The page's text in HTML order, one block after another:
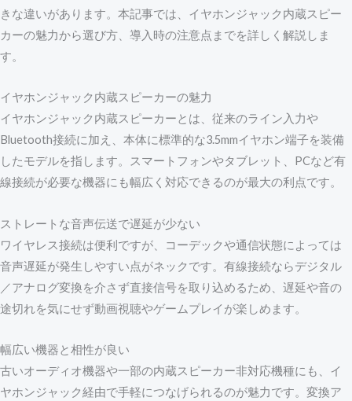
きな違いがあります。本記事では、イヤホンジャック内蔵スピー
カーの魅力から選び方、導入時の注意点までを詳しく解説しま
す。
イヤホンジャック内蔵スピーカーの魅力
イヤホンジャック内蔵スピーカーとは、従来のライン入力や
Bluetooth接続に加え、本体に標準的な3.5mmイヤホン端子を装備
したモデルを指します。スマートフォンやタブレット、PCなど有
線接続が必要な機器にも幅広く対応できるのが最大の利点です。
ストレートな音声伝送で遅延が少ない
ワイヤレス接続は便利ですが、コーデックや通信状態によっては
音声遅延が発生しやすい点がネックです。有線接続ならデジタル
／アナログ変換を介さず直接信号を取り込めるため、遅延や音の
途切れを気にせず動画視聴やゲームプレイが楽しめます。
幅広い機器と相性が良い
古いオーディオ機器や一部の内蔵スピーカー非対応機種にも、イ
ヤホンジャック経由で手軽につなげられるのが魅力です。変換ア